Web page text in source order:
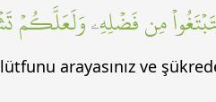
مِن فَضۡلِهِۦ وَلَعَلَّكُمۡ
arayasınız ve